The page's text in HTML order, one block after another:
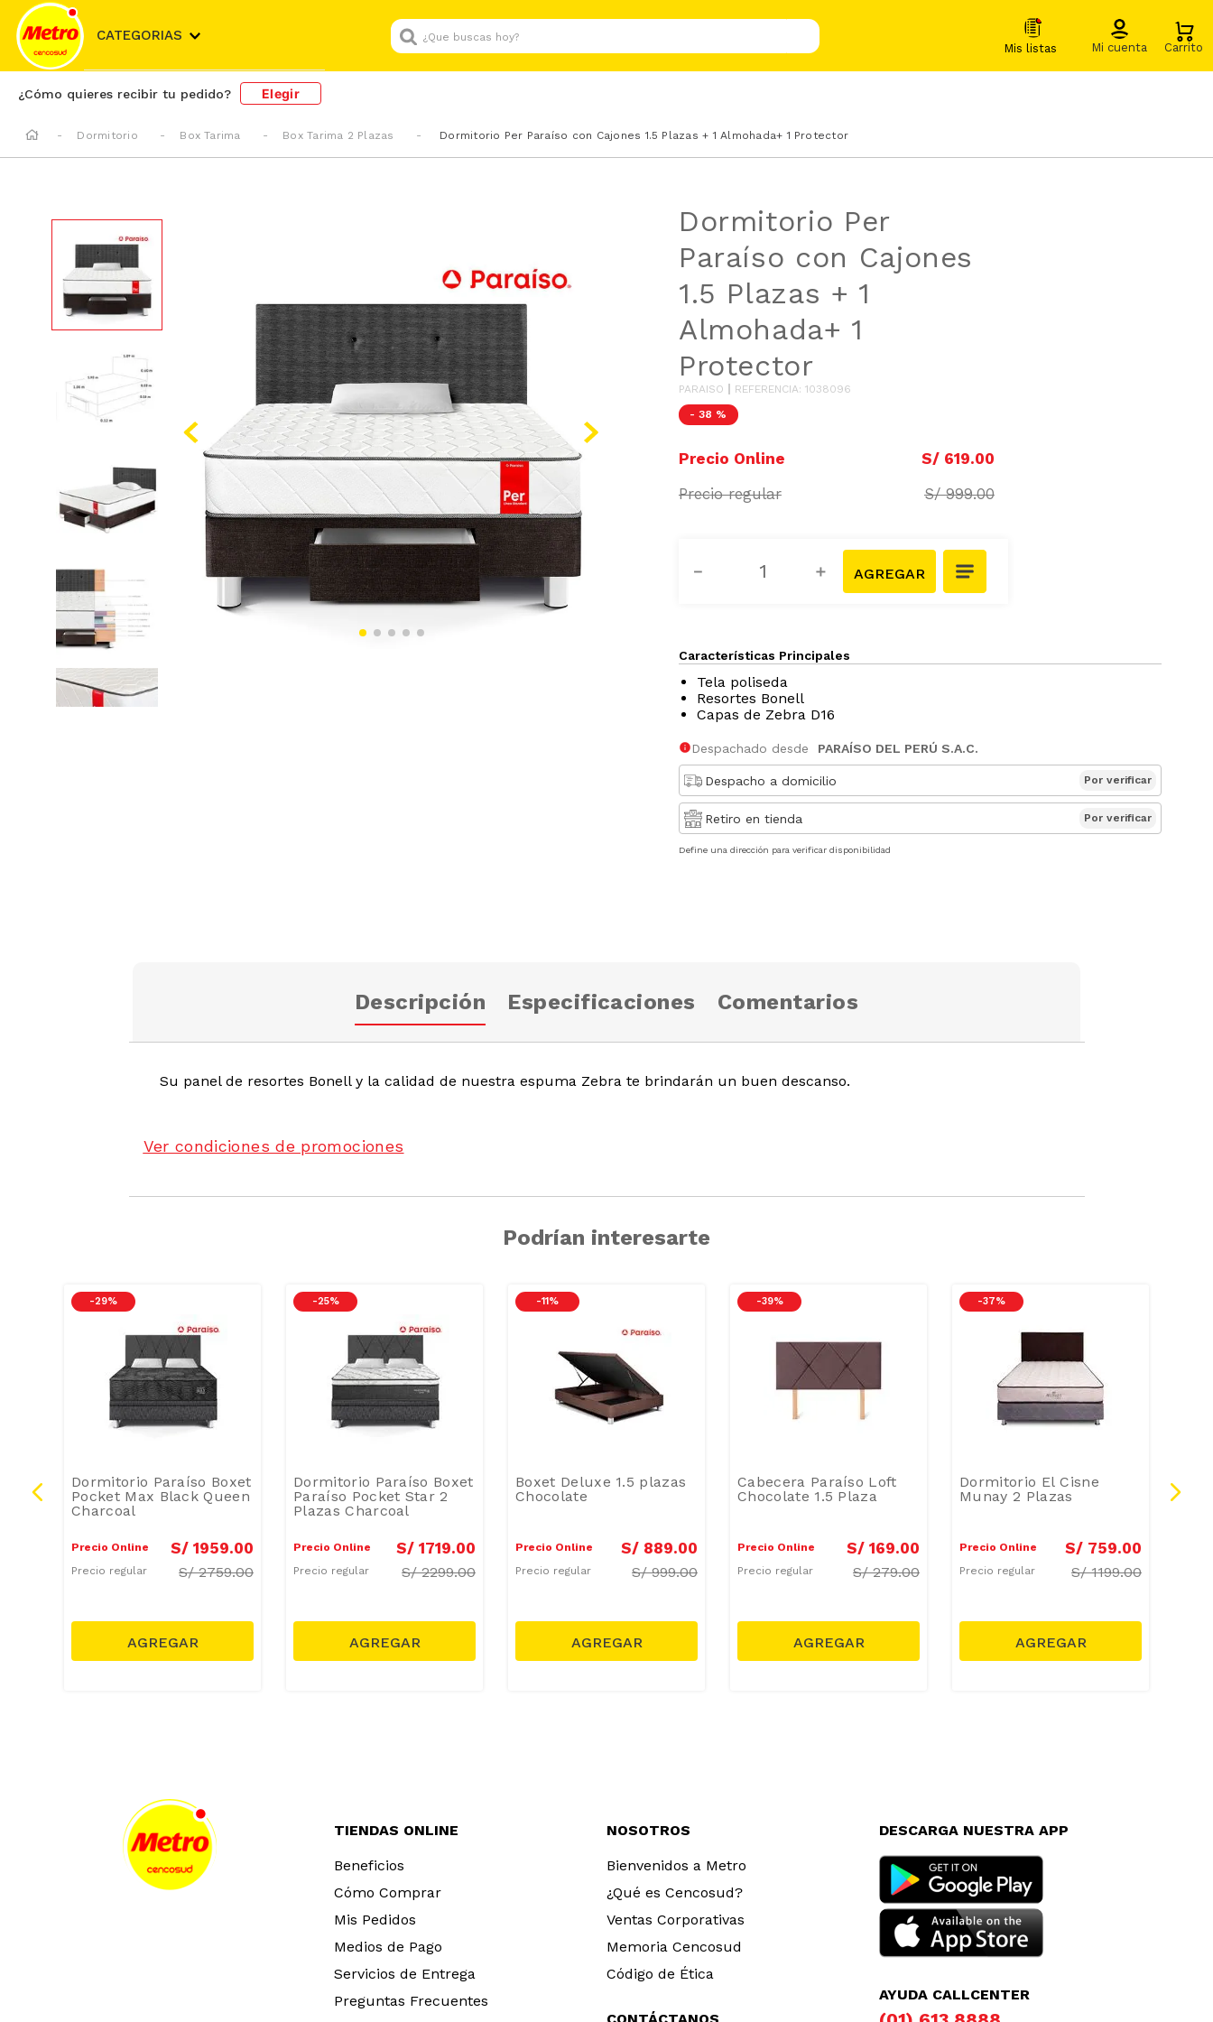
CATEGORIAS
¿Que buscas hoy?
¿Cómo quieres recibir tu pedido? Elegir
Dormitorio Box Tarima Box Tarima 2 Plazas Dormitorio Per Paraíso con Cajones 1.5 Plazas + 1 Almohada+ 1 Protector
Dormitorio Per
Paraíso con Cajones
1.5 Plazas + 1
Almohada+ 1
Protector
PARAISO REFERENCIA: 1038096
- 38 %
S/ 619.00
S/ 999.00
＋
－
Características Principales
Tela poliseda
Resortes Bonell
Capas de Zebra D16
Despachado desde PARAÍSO DEL PERÚ S.A.C.
Despacho a domicilio Por verificar
Retiro en tienda Por verificar
Define una dirección para verificar disponibilidad
Descripción Especificaciones Comentarios
Su panel de resortes Bonell y la calidad de nuestra espuma Zebra te brindarán un buen descanso.
Ver condiciones de promociones
Podrían interesarte
-29 %
Dormitorio Paraíso Boxet
Pocket Max Black Queen
Charcoal
Precio Online S/ 1959.00
Precio regular S/2759.00
-25 %
Dormitorio Paraíso Boxet
Paraíso Pocket Star 2
Plazas Charcoal
Precio Online S/ 1719.00
Precio regular S/2299.00
-11 %
Boxet Deluxe 1.5 plazas
Chocolate
Precio Online S/ 889.00
Precio regular S/999.00
-39 %
Cabecera Paraíso Loft
Chocolate 1.5 Plaza
Precio Online S/ 169.00
Precio regular S/279.00
-37 %
Dormitorio El Cisne
Munay 2 Plazas
Precio Online S/ 759.00
Precio regular S/1199.00
TIENDAS ONLINE
Beneficios
Cómo Comprar
Mis Pedidos
Medios de Pago
Servicios de Entrega
Preguntas Frecuentes
NOSOTROS
Bienvenidos a Metro
¿Qué es Cencosud?
Ventas Corporativas
Memoria Cencosud
Código de Ética
DESCARGA NUESTRA APP
AYUDA CALLCENTER